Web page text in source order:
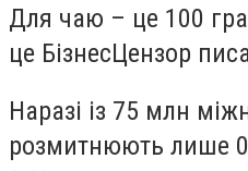
Для чаю – це 100
це БізнесЦензор
Наразі із 75 млн
розмитнюють лише